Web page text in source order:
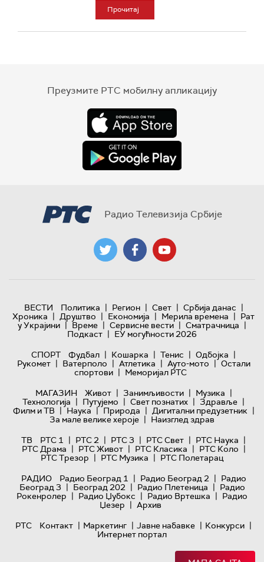
Прочитај
Преузмите РТС мобилну апликацију
Радио Телевизија Србије
ВЕСТИ Политика | Регион | Свет | Србија данас |
Хроника | Друштво | Економија | Мерила времена | Рат
у Украјини | Време | Сервисне вести | Сматрачница |
Подкаст | ЕУ могућности 2026
СПОРТ
Фудбал | Кошарка | Тенис | Одбојка |
Рукомет | Ватерполо | Атлетика | Ауто-мото | Остали
спортови | Меморијал РТС
МАГАЗИН
Живот | Занимљивости | Музика |
Технологијa | Путујемо | Свет познатих | Здравље |
Филм и ТВ | Наука | Природа | Дигитални предузетник |
За мале велике хероје | Наизглед здрав
ТВ
РТС 1 | РТС 2 | РТС 3 | РТС Свет | РТС Наука |
РТС Драма | РТС Живот | РТС Класика | РТС Коло |
РТС Трезор | РТС Музика | РТС Полетарац
РАДИО
Радио Београд 1 | Радио Београд 2 | Радио
Београд 3 | Београд 202 | Радио Плетеница | Радио
Рокенролер | Радио Џубокс | Радио Вртешка | Радио
Џезер | Архив
РТС
Контакт | Маркетинг | Јавне набавке | Конкурси |
Интернет портал